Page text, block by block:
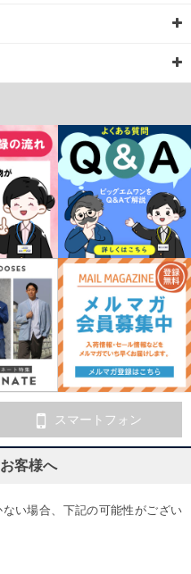
スマートフォン
客様へ
い場合、下記の可能性がござい